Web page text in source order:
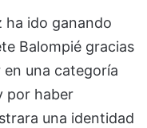
ha ido ganando
Balompié gracias
una categoría
por haber
una identidad